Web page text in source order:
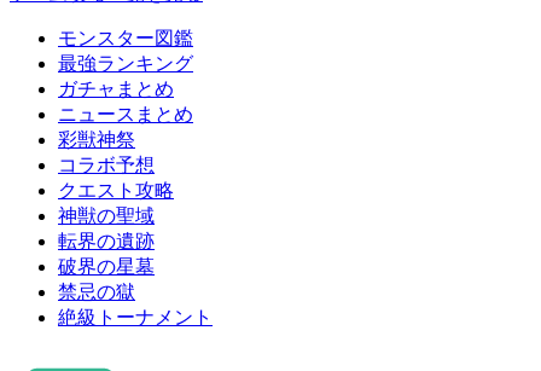
モンスター図鑑
最強ランキング
ガチャまとめ
ニュースまとめ
彩獣神祭
コラボ予想
クエスト攻略
神獣の聖域
転界の遺跡
破界の星墓
禁忌の獄
絶級トーナメント